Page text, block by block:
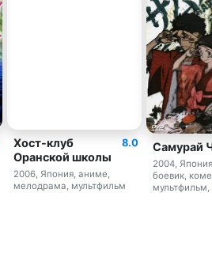
8.0
Хост-клуб
Оранской школы
2006, Япония, аниме,
мелодрама, мультфильм
Самурай
2004,
боевик,